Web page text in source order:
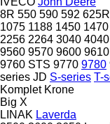
8R 550 590 592 625R
1075 1188 1450 1470
2256 2264 3040 4040
9560 9570 9600 9610
9760 STS 9770 9780
series JD S-series T-
Komplet Krone
Big X
LINAK Laverda